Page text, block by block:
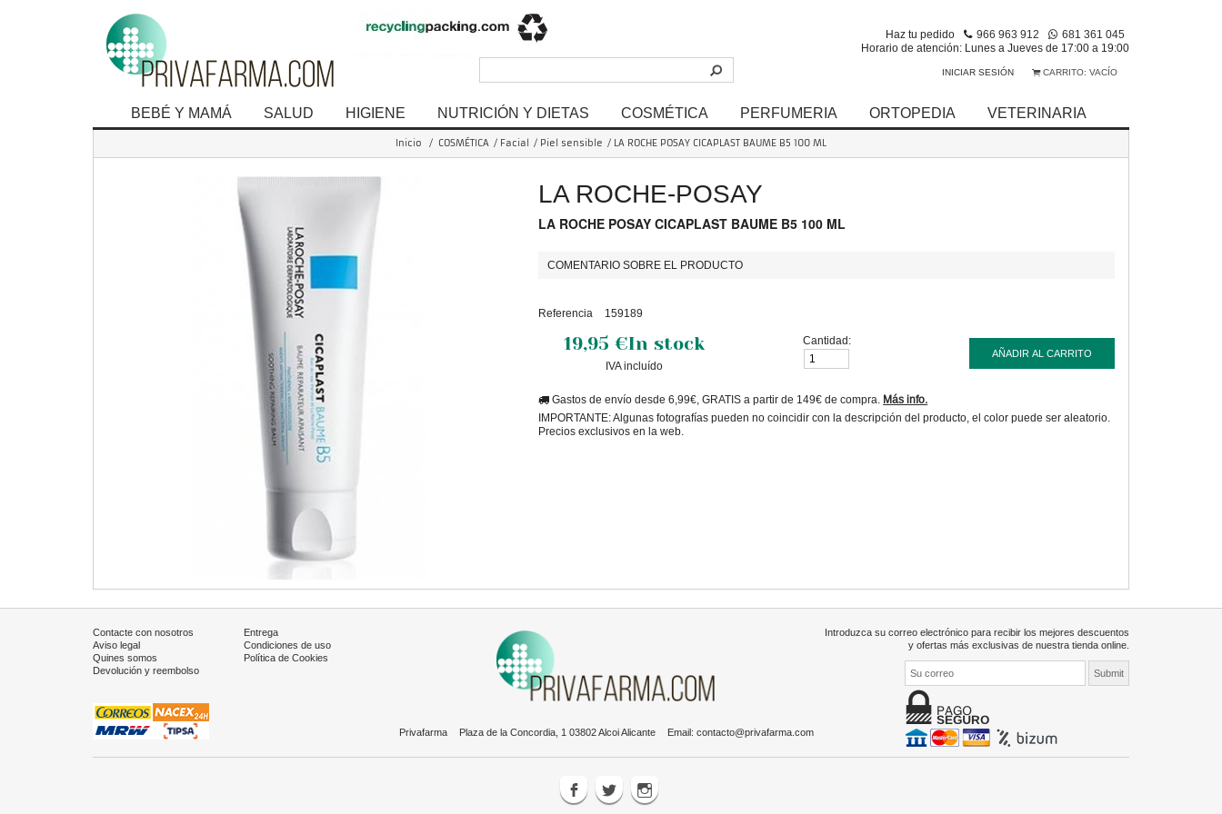
Haz tu pedido 966 963 912
681 361 045
Horario de atención: Lunes a Jueves de 17:00 a 19:00
CARRITO: VACÍO
INICIAR SESIÓN
BEBÉ Y MAMÁ SALUD HIGIENE NUTRICIÓN Y DIETAS COSMÉTICA PERFUMERIA ORTOPEDIA VETERINARIA
Inicio / COSMÉTICA / Facial / Piel sensible / LA ROCHE POSAY CICAPLAST BAUME B5 100 ML
LA ROCHE-POSAY
LA ROCHE POSAY CICAPLAST BAUME B5 100 ML
COMENTARIO SOBRE EL PRODUCTO
Referencia 159189
19,95 €In stock
IVA incluído
Cantidad:
AÑADIR AL CARRITO
Gastos de envío desde 6,99€, GRATIS a partir de 149€ de compra. Más info.
IMPORTANTE: Algunas fotografías pueden no coincidir con la descripción del producto, el color puede ser aleatorio.
Precios exclusivos en la web.
Contacte con nosotros
Entrega
Aviso legal
Condiciones de uso
Quines somos
Política de Cookies
Devolución y reembolso
Introduzca su correo electrónico para recibir los mejores descuentos
y ofertas más exclusivas de nuestra tienda online.
Privafarma Plaza de la Concordia, 1 03802 Alcoi Alicante Email: contacto@privafarma.com